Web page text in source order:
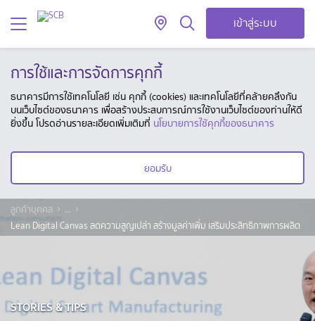
เข้าสู่ระบบ
การใช้และการจัดการคุกกี้
ธนาคารมีการใช้เทคโนโลยี เช่น คุกกี้ (cookies) และเทคโนโลยีที่คล้ายคลึงกัน
บนเว็บไซต์ของธนาคาร เพื่อสร้างประสบการณ์การใช้งานเว็บไซต์ของท่านให้ดี
ยิ่งขึ้น โปรดอ่านรายละเอียดเพิ่มเติมที่ นโยบายการใช้คุกกี้ของธนาคาร
ยอมรับ
ลูกค้าบุคคล
...
Lean Digital Canvas ลดความสูญเปล่า สร้างมูลค่าเพิ่ม เสริมประสิทธิภาพการผลิต
STORIES & TIPS